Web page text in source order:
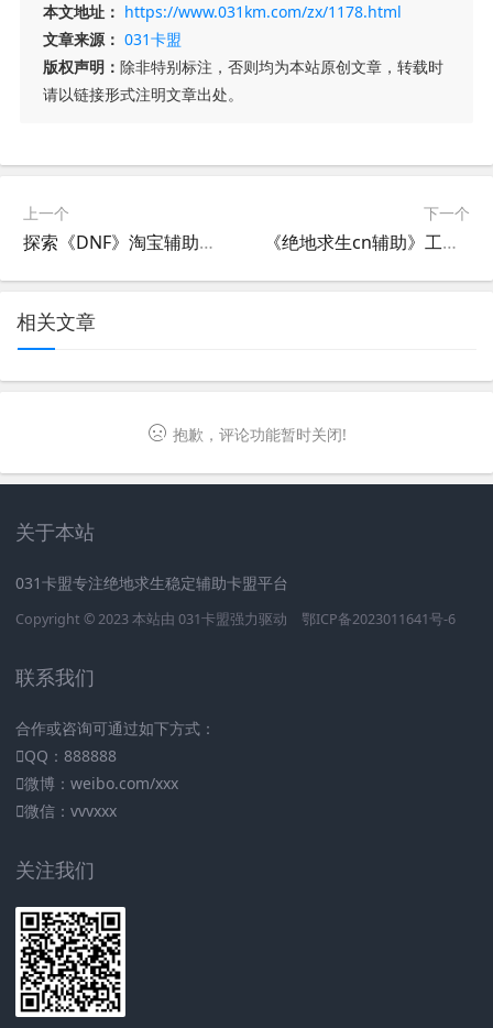
本文地址： https://www.031km.com/zx/1178.html
文章来源： 031卡盟
版权声明： 除非特别标注，否则均为本站原创文章，转载时
请以链接形式注明文章出处。
上一个
探索《DNF》淘宝辅助工具的实际效用与影响-深入了解《地下城与勇士》游戏淘宝辅助工具的使用体验
下一个
《绝地求生cn辅助》工具深度解析与使用指南-绝地求生cn辅助工具的使用技巧与安全性探讨
相关文章
抱歉，评论功能暂时关闭!
关于本站
031卡盟专注绝地求生稳定辅助卡盟平台
Copyright © 2023 本站由 031卡盟强力驱动 鄂ICP备2023011641号-6
联系我们
合作或咨询可通过如下方式：
QQ：888888
微博：weibo.com/xxx
微信：vvvxxx
关注我们